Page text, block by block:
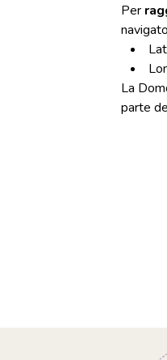
Per
La
parte